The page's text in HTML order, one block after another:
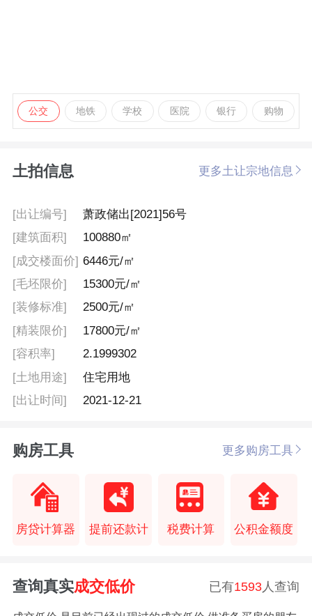
公交 地铁 学校 医院 银行 购物
土拍信息 更多土让宗地信息
[出让编号]
萧政储出[2021]56号
[建筑面积]
100880㎡
[成交楼面价] 6446元/㎡
[毛坯限价]
15300元/㎡
[装修标准]
2500元/㎡
[精装限价]
17800元/㎡
[容积率]
2.1999302
[土地用途]
住宅用地
[出让时间]
2021-12-21
购房工具 更多购房工具
房贷计算器 提前还款计 税费计算 公积金额度
查询真实成交低价 已有1593 人查询